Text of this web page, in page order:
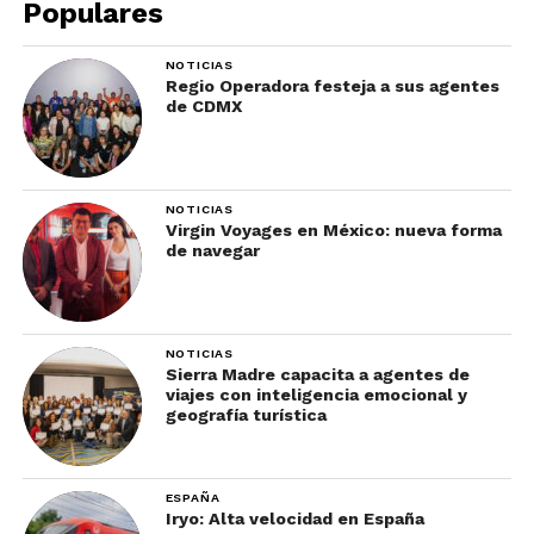
A la vez, añadió la necesidad de invertir y
conquistar el mercado latinoamericano,
particularmente en México, Brasil y Argentina, que
además de ser las economías más grandes de la
región, son emisoras de cientos de viajeros cada
año.
En los últimos años, Filipinas ha sido sede de
importantes eventos, como el prestigioso World
Travel & Tourism Council (WTTC), celebrado en
Populares
NOTICIAS
Regio Operadora festeja a sus agentes
de CDMX
NOTICIAS
Virgin Voyages en México: nueva forma
de navegar
NOTICIAS
Sierra Madre capacita a agentes de
viajes con inteligencia emocional y
geografía turística
ESPAÑA
Iryo: Alta velocidad en España